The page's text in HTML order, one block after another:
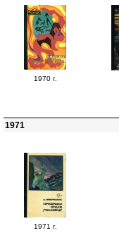
1970 г.
1971
1971 г.